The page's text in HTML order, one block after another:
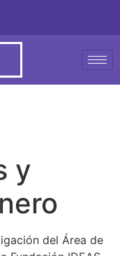
y
del Área de